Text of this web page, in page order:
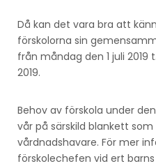
Då kan det vara bra att
förskolorna sin
från måndag den 1 juli
2019.
Behov av förskola under
vår på särskild blankett som
vårdnadshavare. För mer
förskolechefen vid ert barns